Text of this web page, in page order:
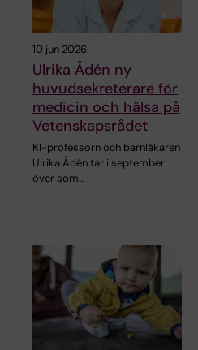
10 jun 2026
Ulrika Ådén ny
huvudsekreterare för
medicin och hälsa på
Vetenskapsrådet
KI-professorn och barnläkaren
Ulrika Ådén tar i september
över som…